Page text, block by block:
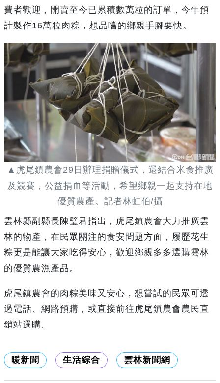
費者歡迎，開賣至今已累積數萬粒的訂單，今年預
計製作16萬粒肉粽，想品嚐的鄉親手腳要快。
▲虎尾鎮農會29日辦理捐贈儀式，還結合米食推廣
及競賽，公益捐血等活動，希望鄉親一起支持在地
優質農產。記者林虹伯/攝
雲林縣副縣長陳璧君指出，虎尾鎮農會大力推廣雲
林的物產，在民眾關注的食安問題方面，履歷花生
粽更是能讓大家吃得安心，歡迎鄉親多多選購雲林
的優質農漁產品。
虎尾鎮農會的肉粽美味又安心，想嘗試的民眾可透
過電話、網路預購，或直接前往虎尾鎮農會農民直
銷站選購。
暖新聞 生活綜合 雲林新聞網